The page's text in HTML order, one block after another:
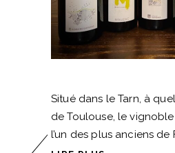
Situé dans le Tarn, à
de Toulouse, le
l’un des plus anciens de